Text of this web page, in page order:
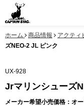
ホーム 商品情報 アクティ
ズNEO-2 JL ピンク
UX-928
Jrマリンシューズ
メーカー希望小売価格：オ